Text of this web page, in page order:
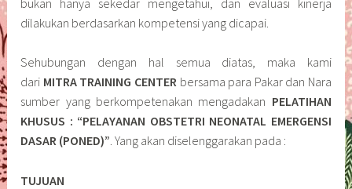
dilakukan berdasarkan kompetensi yang dicapai.
Sehubungan dengan hal semua diatas, maka kami
dari MITRA TRAINING CENTERbersama para Pakar dan Nara
sumber yang berkompetenakan mengadakan PELATIHAN
KHUSUS : “PELAYANAN OBSTETRI NEONATAL EMERGENSI
DASAR (PONED)”. Yang akan diselenggarakan pada :
TUJUAN